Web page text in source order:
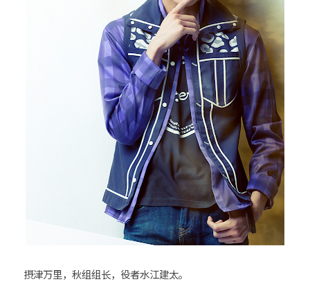
摂津万里，秋组组长，役者水江建太。